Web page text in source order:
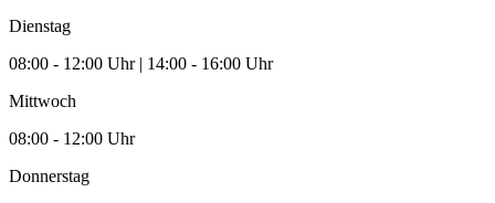
Dienstag
08:00 - 12:00 Uhr | 14:00 - 16:00 Uhr
Mittwoch
08:00 - 12:00 Uhr
Donnerstag